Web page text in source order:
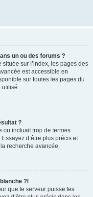
un ou des forums ?
sur l’index, les pages des
est accessible en
sur toutes les pages du
utilisé.
?
ou incluait trop de termes
d’être plus précis et
recherche avancée.
?!
que le serveur puisse les